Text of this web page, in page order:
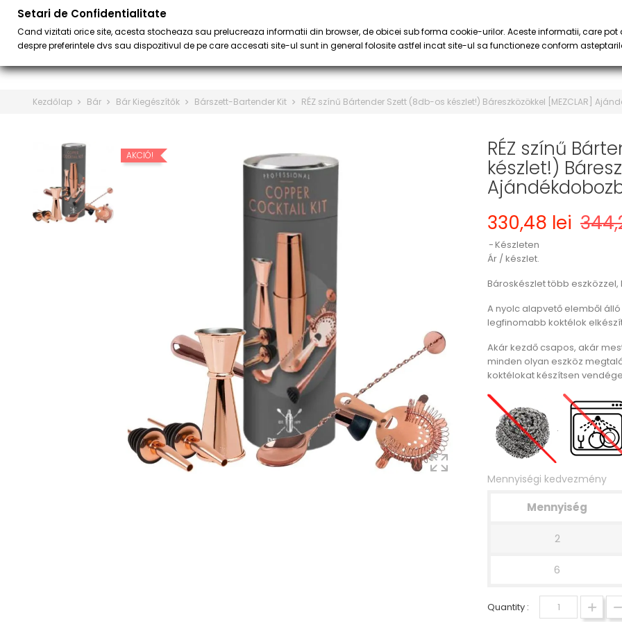
Kezdőlap Bár Bár Kiegészítők Bárszett-Bartender Kit RÉZ színű Bártender Szett (8db-os készlet!) Báreszközökkel [MEZCLAR]
AKCIÓ! RÉZ színű
készlet!)
330,48 lei
Készleten
Ár / készlet.
Bároskészlet több
A nyolc alapvető elemből
legfinomabb koktélok
Akár kezdő csapos, akár
minden olyan eszköz
koktélokat készítsen
.
Mennyiségi kedvezmény
Mennyiség
2
6
Quantity :
Setari de Confidentialitate
Cand vizitati orice site, acesta stocheaza sau prelucreaza informatii din browser, de obicei sub forma cookie-urilor. Aceste informatii, care
despre preferintele dvs sau dispozitivul de pe care accesati site-ul sunt in general folosite astfel incat site-ul sa functioneze conform